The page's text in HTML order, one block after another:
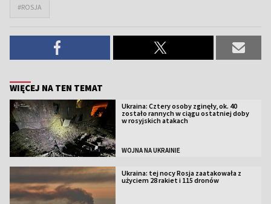
#ROSJA
WIĘCEJ NA TEN TEMAT
Ukraina: Cztery osoby zginęły, ok. 40
zostało rannych w ciągu ostatniej doby
w rosyjskich atakach
WOJNA NA UKRAINIE
Ukraina: tej nocy Rosja zaatakowała z
użyciem 28 rakiet i 115 dronów